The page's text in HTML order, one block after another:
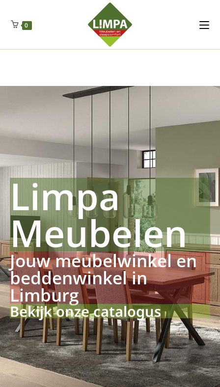
Regenschut
Drueckerpro
Fettsauren Dekemax Kapselmed
Luftkuhlen Zauberfan Netzfenste Insektensc
0
Limpa
Meubelen
Jouw meubelwinkel en
beddenwinkel in
Limburg
Bekijk onze catalogus